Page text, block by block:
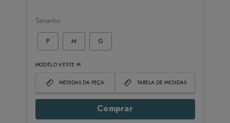
Tamanho
P M G
MODELO VESTE M
MEDIDAS DA PEÇA TABELA DE MEDIDAS
Comprar